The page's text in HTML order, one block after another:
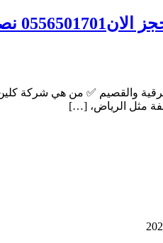
والقصيم ✅ من هي شركة
مثل الرياض، […]